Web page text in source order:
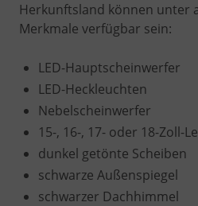
Herkunftsland können unter
Merkmale verfügbar sein:
LED-Hauptscheinwerfer
LED-Heckleuchten
Nebelscheinwerfer
15-, 16-, 17- oder 18-Zoll-
dunkel getönte Scheiben
schwarze Außenspiegel
schwarzer Dachhimmel